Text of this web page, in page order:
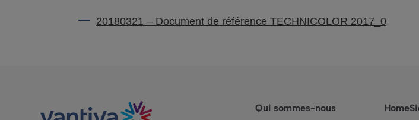
20180321 – Document de référence TECHNICOLOR 2017_0
Qui sommes-nous